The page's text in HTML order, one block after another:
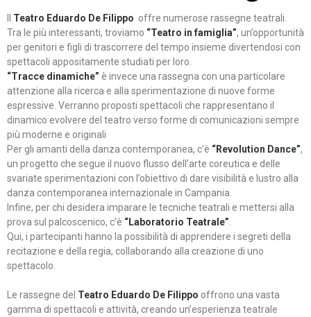
Teatro Eduardo De Filippo offre numerose rassegne teatrali.
Tra le più interessanti, troviamo “Teatro in famiglia”, un’opportunità
per genitori e figli di trascorrere del tempo insieme divertendosi con
spettacoli appositamente studiati per loro.
“Tracce dinamiche” è invece una rassegna con una particolare
attenzione alla ricerca e alla sperimentazione di nuove forme
espressive. Verranno proposti spettacoli che rappresentano il
dinamico evolvere del teatro verso forme di comunicazioni sempre
più moderne e originali
Per gli amanti della danza contemporanea, c’è “Revolution Dance”,
un progetto che segue il nuovo flusso dell’arte coreutica e delle
svariate sperimentazioni con l’obiettivo di dare visibilità e lustro alla
danza contemporanea internazionale in Campania.
Infine, per chi desidera imparare le tecniche teatrali e mettersi alla
prova sul palcoscenico, c’è “Laboratorio Teatrale”
Qui, i partecipanti hanno la possibilità di apprendere i segreti della
recitazione e della regia, collaborando alla creazione di uno
spettacolo.
Le rassegne del Teatro Eduardo De Filippo offrono una vasta
gamma di spettacoli e attività, creando un’esperienza teatrale